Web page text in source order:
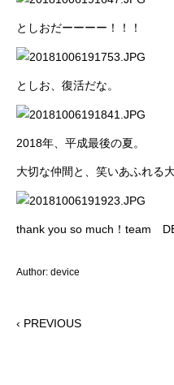
としおだーーーー！！！
としお、復活だな。
2018年、平成最後の夏。
大切な仲間と、笑いあふれる
thank you so much！team
Author: device
‹ PREVIOUS